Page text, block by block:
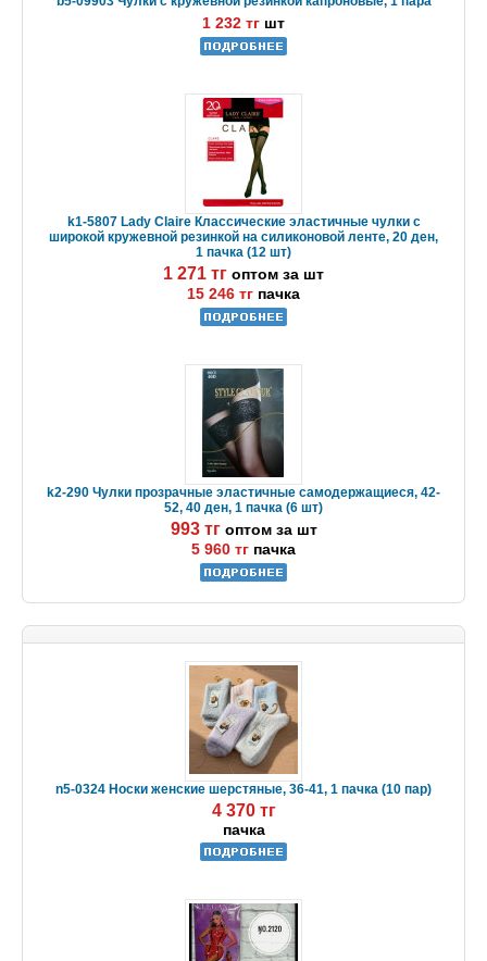
1 232 тг шт
k1-5807 Lady Claire Классические эластичные чулки с
широкой кружевной резинкой на силиконовой ленте, 20 ден,
1 пачка (12 шт)
1 271 тг оптом за шт
15 246 тг пачка
k2-290 Чулки прозрачные эластичные самодержащиеся, 42-
52, 40 ден, 1 пачка (6 шт)
993 тг оптом за шт
5 960 тг пачка
n5-0324 Носки женские шерстяные, 36-41, 1 пачка (10 пар)
4 370 тг
пачка